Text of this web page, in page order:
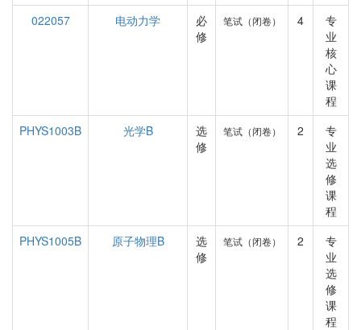
022057 电动力学
必
修
笔试（闭卷） 4
专
业
核
心
课
程
PHYS1003B
光学B
选
修
笔试（闭卷） 2
专
业
选
修
课
程
PHYS1005B
原子物理B
选
修
笔试（闭卷） 2
专
业
选
修
课
程